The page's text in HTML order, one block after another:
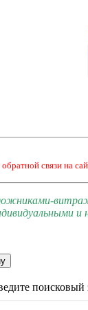
связи на